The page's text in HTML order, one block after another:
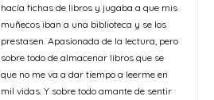
hacía fichas de libros y jugaba a que mis
muñecos iban a una biblioteca y se los
prestasen. Apasionada de la lectura, pero
sobre todo de almacenar libros que se
que no me va a dar tiempo a leerme en
mil vidas. Y sobre todo amante de sentir